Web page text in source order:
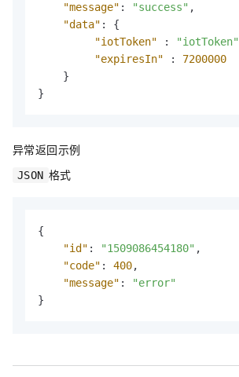
"message" : "success" ,
"data" :
{
"iotToken"
: "iotToken"
"expiresIn"
:
7200000
}
}
异常返回示例
JSON 格式
{
"id" : "1509086454180" ,
"code" : 400,
"message" :
"error"
}